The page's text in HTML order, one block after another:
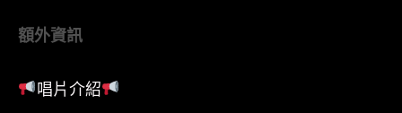
的
Wet
額外資訊
唱片介紹